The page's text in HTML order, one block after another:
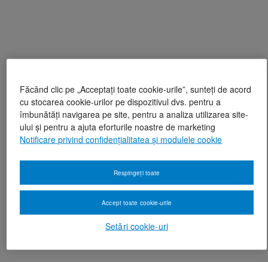
Făcând clic pe „Acceptați toate cookie-urile”, sunteți de acord
cu stocarea cookie-urilor pe dispozitivul dvs. pentru a
îmbunătăți navigarea pe site, pentru a analiza utilizarea site-
ului și pentru a ajuta eforturile noastre de marketing
Notificare privind confidențialitatea și modulele cookie
Setări cookie-uri
Respingeți toate
Accept toate cookie-urile